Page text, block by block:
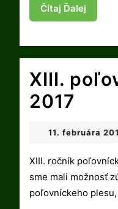
Čítaj Ďalej
Ďalej
XIII.
2017
11. februára
XIII. ročník poľovníckeho plesu 2017 11.02.2017
sme mali možnosť
poľovníckeho